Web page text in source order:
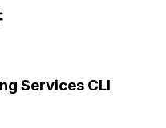
Services CLI